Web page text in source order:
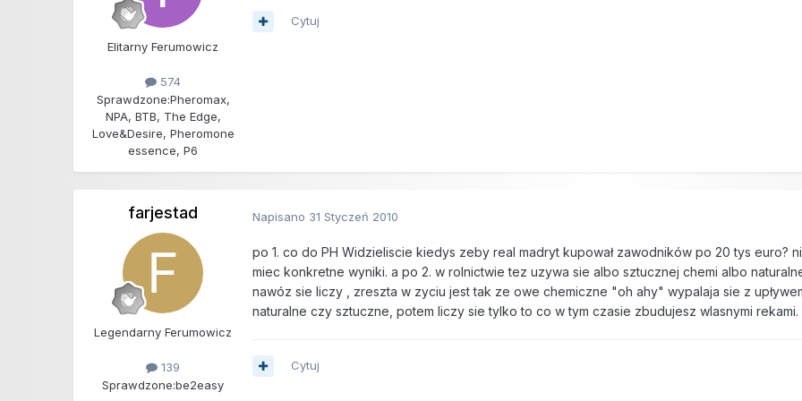
Elitarny Ferumowicz
574
Sprawdzone:Pheromax,
NPA, BTB, The Edge,
Love&Desire, Pheromone
essence, P6
Cytuj
farjestad
Legendarny Ferumowicz
139
Sprawdzone:be2easy
Napisano 31 Styczeń 2010
po 1. co do PH Widzieliscie kiedys zeby real madryt kupował zawodników po 20 tys euro?
miec konkretne wyniki. a po 2. w rolnictwie tez uzywa sie albo sztucznej chemi albo
nawóz sie liczy , zreszta w zyciu jest tak ze owe chemiczne "oh ahy" wypalaja sie z
naturalne czy sztuczne, potem liczy sie tylko to co w tym czasie zbudujesz wlasnymi rekami.
Cytuj